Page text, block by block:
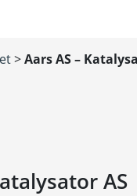
>Aars AS –
AS